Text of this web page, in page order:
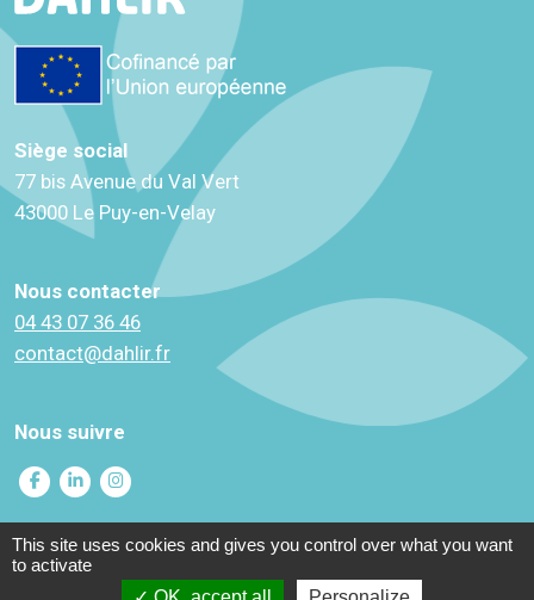
Siège social
77 bis Avenue du Val Vert
43000 Le Puy-en-Velay
Nous contacter
04 43 07 36 46
contact@dahlir.fr
Nous suivre
Mentions légales Gestion des cookies
This site uses cookies and gives you control over what you want
to activate